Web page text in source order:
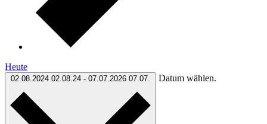
Heute
02.08.2024 02.08.24 - 07.07.2026 07.07. Datum wählen.